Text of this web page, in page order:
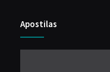
Apostilas